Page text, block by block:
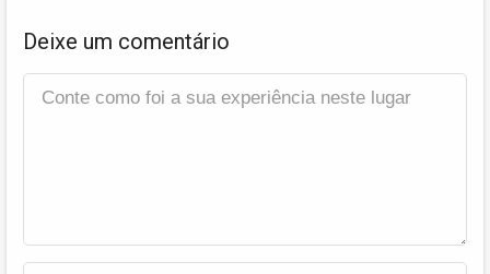
Deixe um comentário